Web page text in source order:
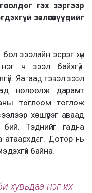
олдог гэх зэргээр
зөвлөгөөнүүдийг
зээлийн эсрэг хүн
ч зээл байхгүй.
Яагаад гэвэл зээл
нөлөөлж дарамт
тоглоом тоглож
хөшүүрэг аваад
бий. Тэднийг гадна
атаархдаг. Дотор нь
байна.
хувьдаа нэг их